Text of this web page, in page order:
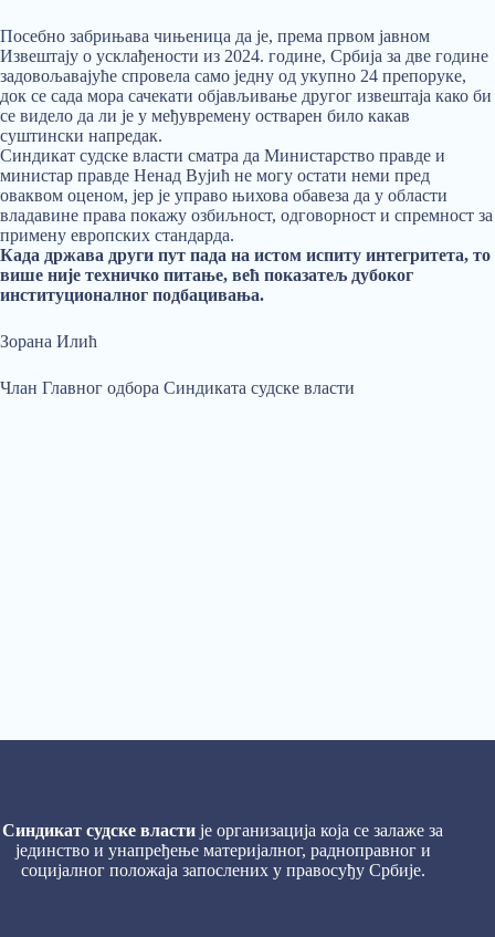
Посебно забрињава чињеница да је, према првом јавном
Извештају о усклађености из 2024. године, Србија за две године
задовољавајуће спровела само једну од укупно 24 препоруке,
док се сада мора сачекати објављивање другог извештаја како би
се видело да ли је у међувремену остварен било какав
суштински напредак.
Синдикат судске власти сматра да Министарство правде и
министар правде Ненад Вујић не могу остати неми пред
оваквом оценом, јер је управо њихова обавеза да у области
владавине права покажу озбиљност, одговорност и спремност за
примену европских стандарда.
Када држава други пут пада на истом испиту интегритета, то
више није техничко питање, већ показатељ дубоког
институционалног подбацивања.
Зорана Илић
Члан Главног одбора Синдиката судске власти
Синдикат судске власти је организација која се залаже за
јединство и унапређење материјалног, радноправног и
социјалног положаја запослених у правосуђу Србије.